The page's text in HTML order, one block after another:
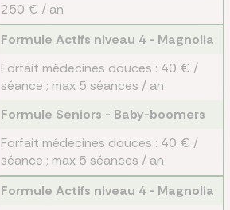
250 € / an
Formule Actifs niveau 4 - Magnolia
Forfait médecines douces : 40 € /
séance ; max 5 séances / an
Formule Seniors - Baby-boomers
Forfait médecines douces : 40 € /
séance ; max 5 séances / an
Formule Actifs niveau 4 - Magnolia